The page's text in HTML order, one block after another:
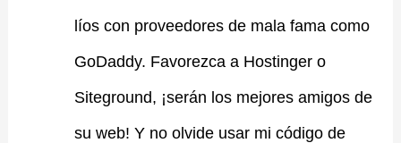
líos con proveedores de mala fama como
GoDaddy. Favorezca a Hostinger o
Siteground, ¡serán los mejores amigos de
su web! Y no olvide usar mi código de